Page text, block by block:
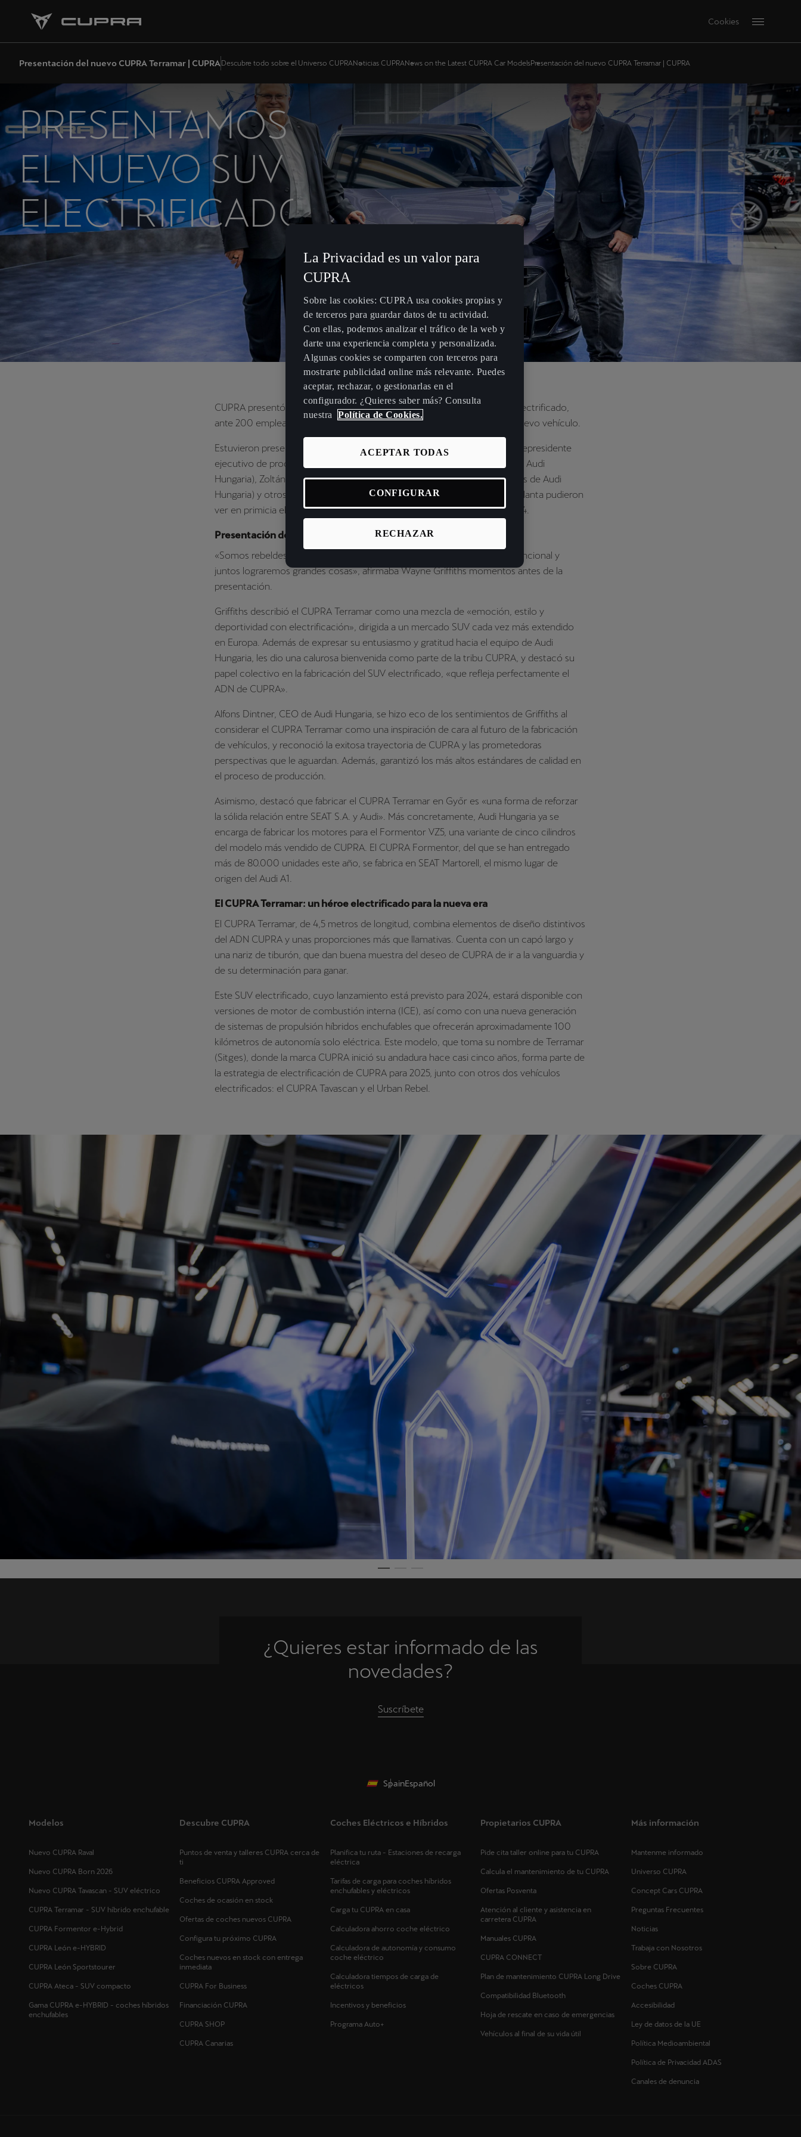
Cookies
Presentación del nuevo CUPRA Terramar | CUPRA Descubre todo sobre el Universo CUPRANoticias CUPRANews on the Latest CUPRA Car ModelsPresentación del nuevo CUPRA Terramar | CUPRA
PRESENTAMOS
EL NUEVO SUV
ELECTRIFICADO:
CUPRA
TERRAMAR
CUPRA presentó en Győr (Hungría) el nuevo CUPRA Terramar, un SUV electrificado,
ante 200 empleados de la fábrica Audi Hungaria, donde se producirá el nuevo vehículo.
Estuvieron presentes Wayne Griffiths, CEO de CUPRA, Markus Haupt (vicepresidente
ejecutivo de producción y logística de SEAT S.A.), Alfons Dintner (CEO de Audi
Hungaria), Zoltán Les (miembro del consejo de producción de automóviles de Audi
Hungaria) y otros representantes de Audi Hungaria. Los empleados de la planta pudieron
ver en primicia el vehículo que ellos mismos empezarán a fabricar en 2024.
Presentación del CUPRA Terramar en Audi Hungaria
«Somos rebeldes con una gran visión y una forma de pensar poco convencional y
juntos lograremos grandes cosas», afirmaba Wayne Griffiths momentos antes de la
presentación.
Griffiths describió el CUPRA Terramar como una mezcla de «emoción, estilo y
deportividad con electrificación», dirigida a un mercado SUV cada vez más extendido
en Europa. Además de expresar su entusiasmo y gratitud hacia el equipo de Audi
Hungaria, les dio una calurosa bienvenida como parte de la tribu CUPRA, y destacó su
papel colectivo en la fabricación del SUV electrificado, «que refleja perfectamente el
ADN de CUPRA».
Alfons Dintner, CEO de Audi Hungaria, se hizo eco de los sentimientos de Griffiths al
considerar el CUPRA Terramar como una inspiración de cara al futuro de la fabricación
de vehículos, y reconoció la exitosa trayectoria de CUPRA y las prometedoras
perspectivas que le aguardan. Además, garantizó los más altos estándares de calidad en
el proceso de producción.
Asimismo, destacó que fabricar el CUPRA Terramar en Győr es «una forma de reforzar
la sólida relación entre SEAT S.A. y Audi». Más concretamente, Audi Hungaria ya se
encarga de fabricar los motores para el Formentor VZ5, una variante de cinco cilindros
del modelo más vendido de CUPRA. El CUPRA Formentor, del que se han entregado
más de 80.000 unidades este año, se fabrica en SEAT Martorell, el mismo lugar de
origen del Audi A1.
El CUPRA Terramar: un héroe electrificado para la nueva era
El CUPRA Terramar, de 4,5 metros de longitud, combina elementos de diseño distintivos
del ADN CUPRA y unas proporciones más que llamativas. Cuenta con un capó largo y
una nariz de tiburón, que dan buena muestra del deseo de CUPRA de ir a la vanguardia y
de su determinación para ganar.
Este SUV electrificado, cuyo lanzamiento está previsto para 2024, estará disponible con
versiones de motor de combustión interna (ICE), así como con una nueva generación
de sistemas de propulsión híbridos enchufables que ofrecerán aproximadamente 100
kilómetros de autonomía solo eléctrica. Este modelo, que toma su nombre de Terramar
(Sitges), donde la marca CUPRA inició su andadura hace casi cinco años, forma parte de
la estrategia de electrificación de CUPRA para 2025, junto con otros dos vehículos
electrificados: el CUPRA Tavascan y el Urban Rebel.
¿Quieres estar informado de las
novedades?
Suscríbete
SpainEspañol
Modelos
Nuevo CUPRA Raval
Nuevo CUPRA Born 2026
Nuevo CUPRA Tavascan - SUV eléctrico
CUPRA Terramar - SUV híbrido enchufable
CUPRA Formentor e-Hybrid
CUPRA León e-HYBRID
CUPRA León Sportstourer
CUPRA Ateca - SUV compacto
Gama CUPRA e-HYBRID - coches híbridos
enchufables
Descubre CUPRA
Puntos de venta y talleres CUPRA cerca de
ti
Beneficios CUPRA Approved
Coches de ocasión en stock
Ofertas de coches nuevos CUPRA
Configura tu próximo CUPRA
Coches nuevos en stock con entrega
inmediata
CUPRA For Business
Financiación CUPRA
CUPRA SHOP
CUPRA Canarias
Coches Eléctricos e Híbridos
Planifica tu ruta - Estaciones de recarga
eléctrica
Tarifas de carga para coches híbridos
enchufables y eléctricos
Carga tu CUPRA en casa
Calculadora ahorro coche eléctrico
Calculadora de autonomía y consumo
coche eléctrico
Calculadora tiempos de carga de
eléctricos
Incentivos y beneficios
Programa Auto+
Propietarios CUPRA
Pide cita taller online para tu CUPRA
Calcula el mantenimiento de tu CUPRA
Ofertas Posventa
Atención al cliente y asistencia en
carretera CUPRA
Manuales CUPRA
CUPRA CONNECT
Plan de mantenimiento CUPRA Long Drive
Compatibilidad Bluetooth
Hoja de rescate en caso de emergencias
Vehículos al final de su vida útil
Más información
Mantenme informado
Universo CUPRA
Concept Cars CUPRA
Preguntas Frecuentes
Noticias
Trabaja con Nosotros
Sobre CUPRA
Coches CUPRA
Accesibilidad
Ley de datos de la UE
Política Medioambiental
Política de Privacidad ADAS
Canales de denuncia
La Privacidad es un valor para
CUPRA
Sobre las cookies: CUPRA usa cookies propias y
de terceros para guardar datos de tu actividad.
Con ellas, podemos analizar el tráfico de la web y
darte una experiencia completa y personalizada.
Algunas cookies se comparten con terceros para
mostrarte publicidad online más relevante. Puedes
aceptar, rechazar, o gestionarlas en el
configurador. ¿Quieres saber más? Consulta
nuestra
Política de Cookies.
RECHAZAR
ACEPTAR TODAS
CONFIGURAR